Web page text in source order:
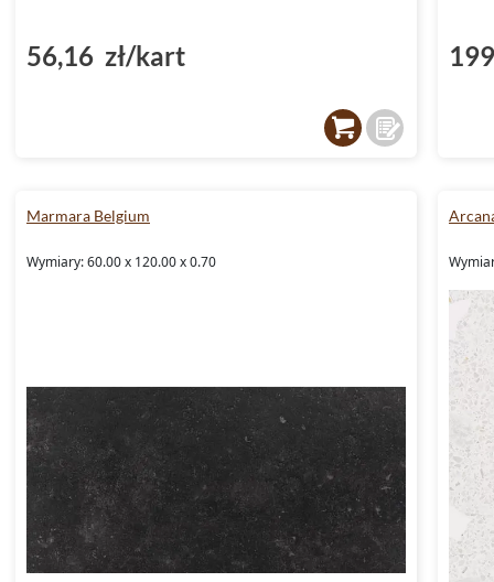
56,16 zł/kart
Marmara Belgium
Wymiary: 60.00 x 120.00 x 0.70